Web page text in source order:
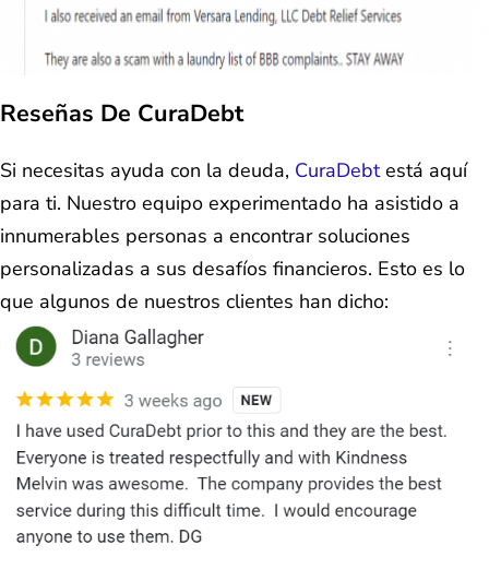
Reseñas De CuraDebt
Si necesitas ayuda con la deuda, CuraDebtestá aquí
para ti. Nuestro equipo experimentado ha asistido a
innumerables personas a encontrar soluciones
personalizadas a sus desafíos financieros. Esto es lo
que algunos de nuestros clientes han dicho: